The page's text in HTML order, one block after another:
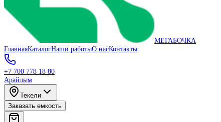
МЕГАБОЧКА
ГлавнаяКаталогНаши работыО насКонтакты
+7 700 778 18 80
Арайлым
Текели
Заказать емкость